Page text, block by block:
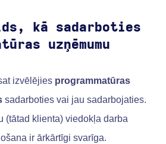
kā sadarboties
uzņēmumu
izvēlējies programmatūras
sadarboties vai jau sadarbojaties.
(tātad klienta) viedokļa darba
ir ārkārtīgi svarīga.